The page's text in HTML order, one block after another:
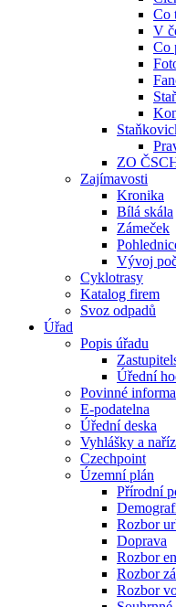
Co
V
Co
ZO
Zajímavosti
Kronika
Bílá skála
Zámeček
Vývoj
Cyklotrasy
Katalog firem
Svoz odpadů
Úřad
Popis úřadu
Úřední
Povinné
E-podatelna
Úřední deska
Vyhlášky a
Czechpoint
Územní plán
Přírodní
Rozbor
Doprava
Rozbor
Rozbor
Rozbor